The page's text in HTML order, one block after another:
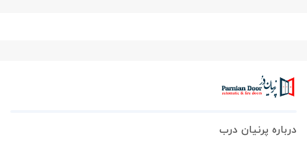
درباره پرنیان درب